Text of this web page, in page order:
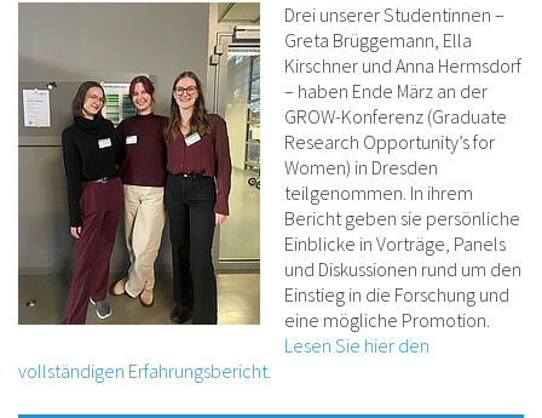
Drei unserer Studentinnen –
Greta Brüggemann, Ella
Kirschner und Anna Hermsdorf
– haben Ende März an der
GROW-Konferenz (Graduate
Research Opportunity’s for
Women) in Dresden
teilgenommen. In ihrem
Bericht geben sie persönliche
Einblicke in Vorträge, Panels
und Diskussionen rund um den
Einstieg in die Forschung und
eine mögliche Promotion.
Lesen Sie hier den
vollständigen Erfahrungsbericht.